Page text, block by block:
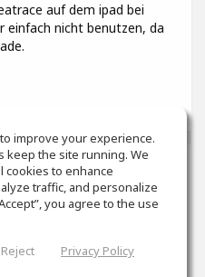
auf dem ipad bei
einfach nicht benutzen, da
;-) Ich habe kürzlich mit
und würde mich über
und die generelle
improve your experience.
keep the site running. We
cookies to enhance
traffic, and personalize
you agree to the use
Reject Privacy Policy